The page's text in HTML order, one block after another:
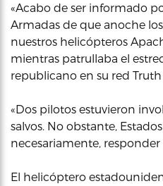
«Acabo de ser informado
Armadas de que anoche
nuestros helicópteros
mientras patrullaba el
republicano en su red Truth
«Dos pilotos estuvieron
salvos. No obstante,
necesariamente, responder
El helicóptero